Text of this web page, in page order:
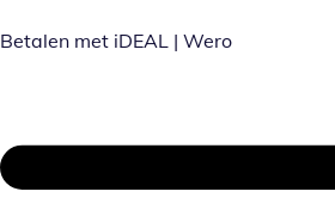
Betalen met iDEAL | Wero